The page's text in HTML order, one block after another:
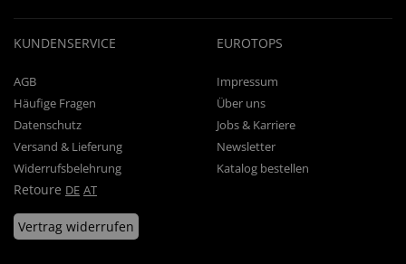
KUNDENSERVICE
AGB
Häufige Fragen
Datenschutz
Versand & Lieferung
Widerrufsbelehrung
Retoure DE AT
Vertrag widerrufen
EUROTOPS
Impressum
Über uns
Jobs & Karriere
Newsletter
Katalog bestellen